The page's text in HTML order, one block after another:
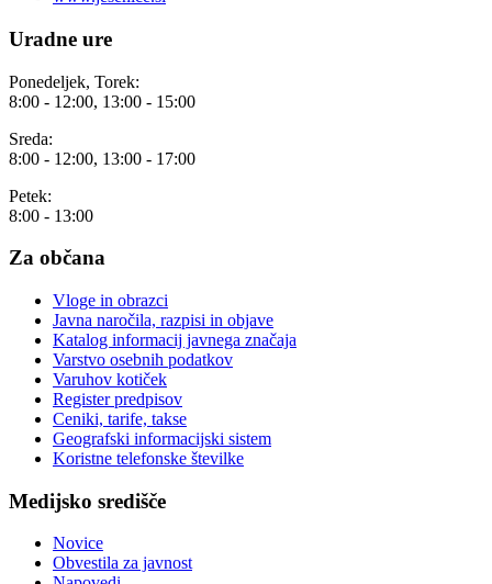
Uradne ure
Ponedeljek, Torek:
8:00 - 12:00, 13:00 - 15:00
Sreda:
8:00 - 12:00, 13:00 - 17:00
Petek:
8:00 - 13:00
Za občana
Vloge in obrazci
Javna naročila, razpisi in objave
Katalog informacij javnega značaja
Varstvo osebnih podatkov
Varuhov kotiček
Register predpisov
Ceniki, tarife, takse
Geografski informacijski sistem
Koristne telefonske številke
Medijsko središče
Novice
Obvestila za javnost